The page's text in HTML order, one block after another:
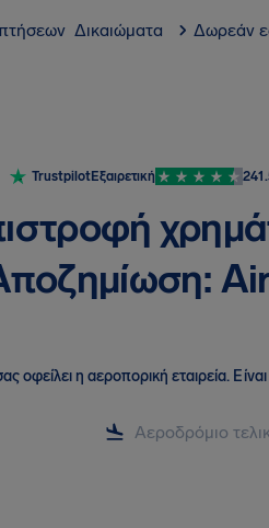
Δικαιώματα Δωρεάν
TrustpilotΕξαιρετική
οφείλει η αεροπορική εταιρεία.